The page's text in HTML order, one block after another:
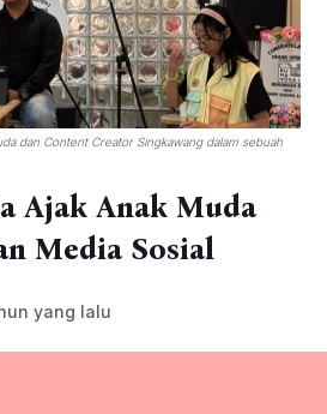
dan Content Creator Singkawang dalam sebuah
Ajak Anak Muda
Media Sosial
yang lalu